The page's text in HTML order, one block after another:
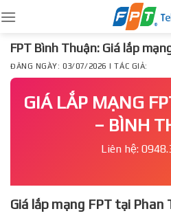
to
content
FPT Bình Thuận: Giá lắp
ĐĂNG NGÀY: 03/07/2026 | TÁC GIẢ:
GIÁ LẮP MẠNG
– BÌNH
Liên hệ:
Giá lắp mạng FPT tại